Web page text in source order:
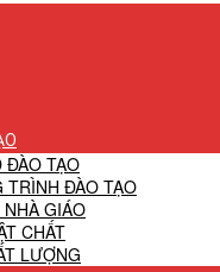
ĐÀO TẠO
TRÌNH ĐÀO TẠO
GIÁO
CHẤT
LƯỢNG